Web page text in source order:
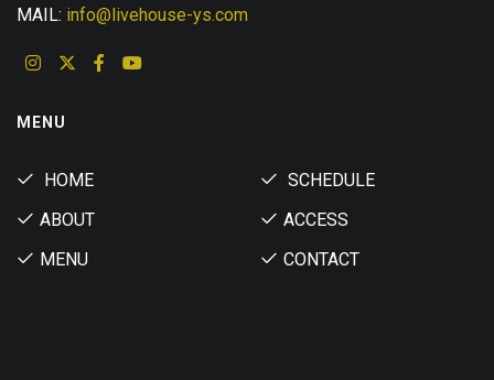
MAIL: info@livehouse-ys.com
MENU
HOME
SCHEDULE
ABOUT
ACCESS
MENU
CONTACT